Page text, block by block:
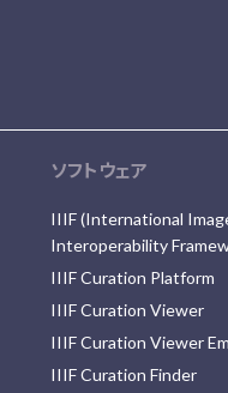
ソフトウェア
IIIF (International
Interoperability
IIIF Curation Platform
IIIF Curation Viewer
IIIF Curation Viewer
IIIF Curation Finder